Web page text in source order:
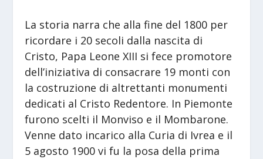
La storia narra che alla fine del 1800 per
ricordare i 20 secoli dalla nascita di
Cristo, Papa Leone XIII si fece promotore
dell’iniziativa di consacrare 19 monti con
la costruzione di altrettanti monumenti
dedicati al Cristo Redentore. In Piemonte
furono scelti il Monviso e il Mombarone.
Venne dato incarico alla Curia di Ivrea e il
5 agosto 1900 vi fu la posa della prima